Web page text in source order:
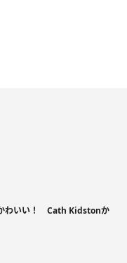
わいい！ Cath Kidstonか